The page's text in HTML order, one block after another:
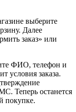
выберите
Далее
заказ» или
ФИО, телефон и
условия заказа.
Теперь останется
покупке.